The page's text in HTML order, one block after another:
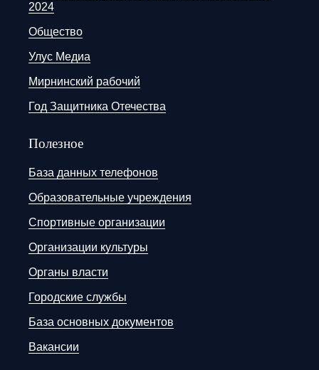
2024
Общество
Улус Медиа
Мирнинский рабочий
Год Защитника Отечества
Полезное
База данных телефонов
Образовательные учреждения
Спортивные организации
Организации культуры
Органы власти
Городские службы
База основных документов
Вакансии